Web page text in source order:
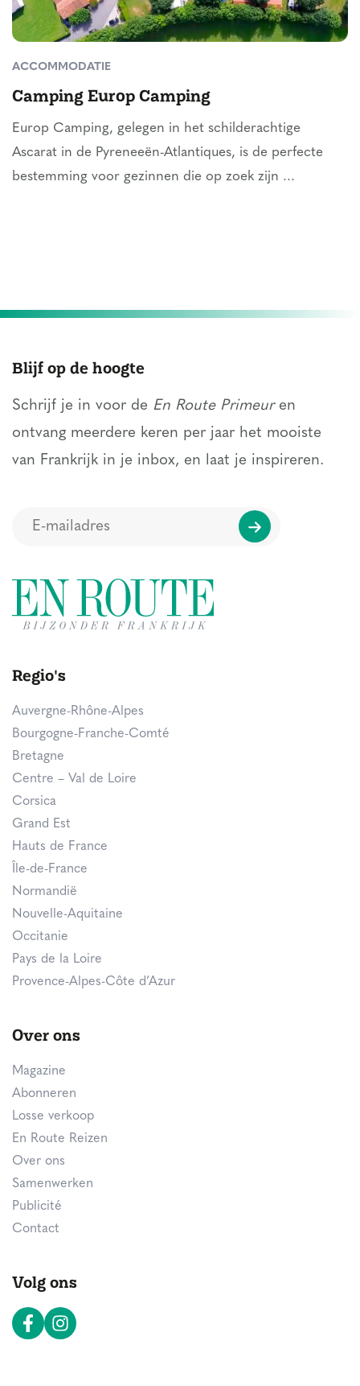
ACCOMMODATIE
Camping Europ Camping
Europ Camping, gelegen in het schilderachtige
Ascarat in de Pyreneeën-Atlantiques, is de perfecte
bestemming voor gezinnen die op zoek zijn ...
Blijf op de hoogte
Schrijf je in voor de En Route Primeuren
ontvang meerdere keren per jaar het mooiste
van Frankrijk in je inbox, en laat je inspireren.
Regio's
Auvergne-Rhône-Alpes
Bourgogne-Franche-Comté
Bretagne
Centre – Val de Loire
Corsica
Grand Est
Hauts de France
Île-de-France
Normandië
Nouvelle-Aquitaine
Occitanie
Pays de la Loire
Provence-Alpes-Côte d’Azur
Over ons
Magazine
Abonneren
Losse verkoop
En Route Reizen
Over ons
Samenwerken
Publicité
Contact
Volg ons